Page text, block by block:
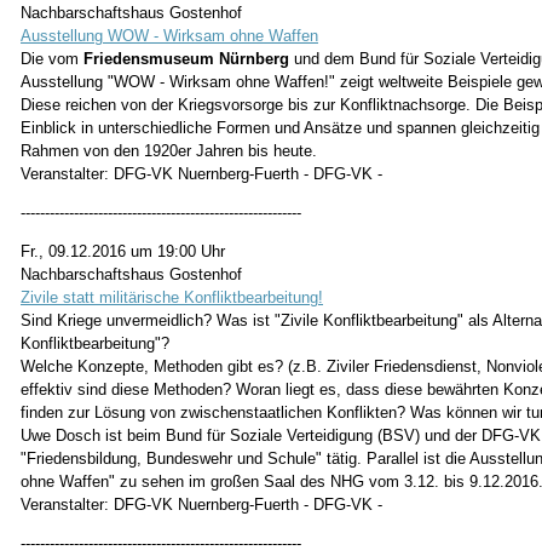
Nachbarschaftshaus Gostenhof
Ausstellung WOW - Wirksam ohne Waffen
Die vom Friedensmuseum Nürnberg und dem Bund für Soziale
Ausstellung "WOW - Wirksam ohne Waffen!" zeigt weltweite Beispiele
Diese reichen von der Kriegsvorsorge bis zur Konfliktnachsorge. Die
Einblick in unterschiedliche Formen und Ansätze und spannen
Rahmen von den 1920er Jahren bis heute.
Veranstalter: DFG-VK Nuernberg-Fuerth - DFG-VK -
----------------------------------------------------------
Fr., 09.12.2016 um 19:00 Uhr
Nachbarschaftshaus Gostenhof
Zivile statt militärische Konfliktbearbeitung!
Sind Kriege unvermeidlich? Was ist "Zivile Konfliktbearbeitung" als
Konfliktbearbeitung"?
Welche Konzepte, Methoden gibt es? (z.B. Ziviler Friedensdienst,
effektiv sind diese Methoden? Woran liegt es, dass diese bewährten
finden zur Lösung von zwischenstaatlichen Konflikten? Was können wir
Uwe Dosch ist beim Bund für Soziale Verteidigung (BSV) und der DFG-
"Friedensbildung, Bundeswehr und Schule" tätig. Parallel ist die
ohne Waffen" zu sehen im großen Saal des NHG vom 3.12. bis 9.12.2016.
Veranstalter: DFG-VK Nuernberg-Fuerth - DFG-VK -
----------------------------------------------------------